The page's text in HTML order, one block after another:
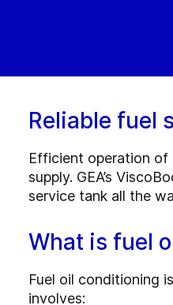
Reliable fuel
Efficient operation of
supply. GEA’s
service tank all the
What is fuel
Fuel oil conditioning
involves: